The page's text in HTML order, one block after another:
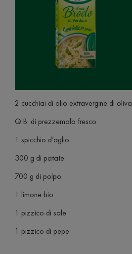
2 cucchiai di olio extravergine di oliva
Q.B. di prezzemolo fresco
1 spicchio d’aglio
300 g di patate
700 g di polpo
1 limone bio
1 pizzico di sale
1 pizzico di pepe